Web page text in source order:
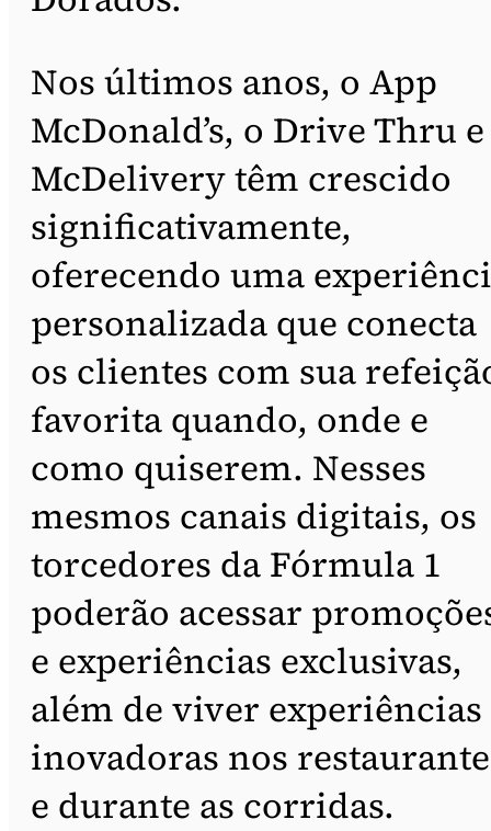
Nos últimos anos, o App
McDonald’s, o Drive Thru
McDelivery têm crescido
significativamente,
oferecendo uma
personalizada que conecta
os clientes com sua
favorita quando, onde e
como quiserem. Nesses
mesmos canais digitais, os
torcedores da Fórmula 1
poderão acessar
e experiências exclusivas,
além de viver experiências
inovadoras nos
e durante as corridas.